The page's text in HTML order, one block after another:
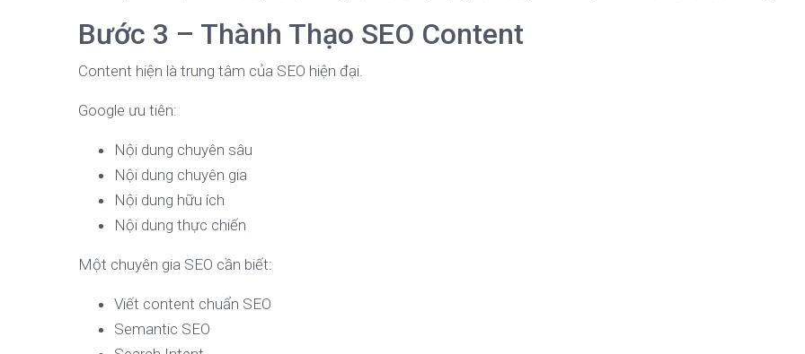
Bước 3 – Thành Thạo SEO Content
Content hiện là trung tâm của SEO hiện đại.
Google ưu tiên:
Nội dung chuyên sâu
Nội dung chuyên gia
Nội dung hữu ích
Nội dung thực chiến
Một chuyên gia SEO cần biết:
Viết content chuẩn SEO
Semantic SEO